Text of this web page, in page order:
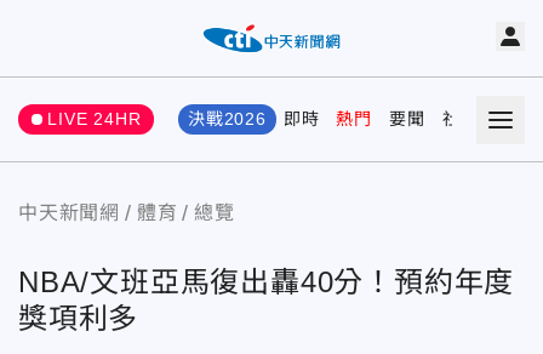
LIVE 24HR 決戰2026 即時 熱門 要聞 社會 娛樂
中天新聞網 體育 總覽
NBA/文班亞馬復出轟40分！預約年度
獎項利多